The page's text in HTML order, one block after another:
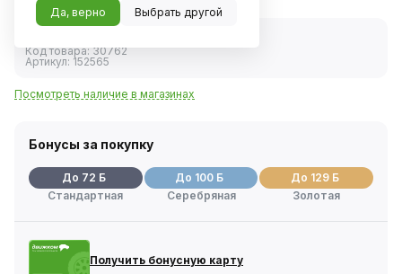
Код товара:30762
Артикул: 152565
Посмотреть наличие в магазинах
Бонусы за покупку
До 72 Б
Стандартная
До 100 Б
Серебряная
До 129 Б
Золотая
Получить бонусную карту
Да, верно Выбрать другой